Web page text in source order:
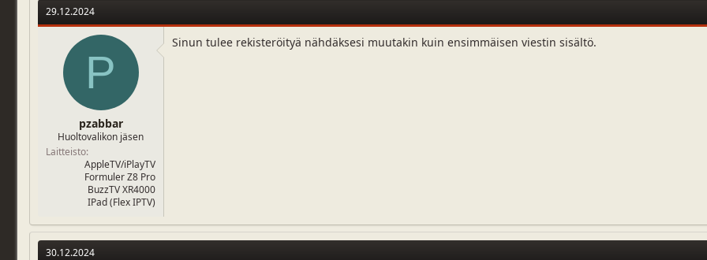
29.12.2024
P
pzabbar
Huoltovalikon jäsen
Laitteisto
AppleTV/iPlayTV
Formuler Z8 Pro
BuzzTV XR4000
IPad (Flex IPTV)
Sinun tulee rekisteröityä nähdäksesi muutakin kuin ensimmäisen viestin sisältö.
30.12.2024